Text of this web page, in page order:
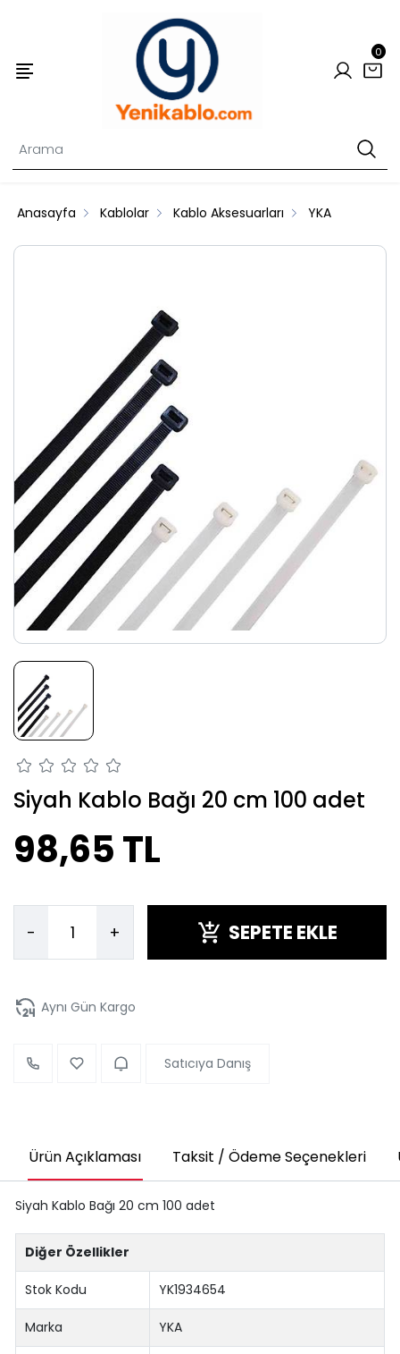
0
Anasayfa Kablolar Kablo Aksesuarları YKA
Siyah Kablo Bağı 20 cm 100 adet
98,65 TL
- + SEPETE EKLE
Aynı Gün Kargo
Satıcıya Danış
Ürün Açıklaması Taksit / Ödeme Seçenekleri
Siyah Kablo Bağı 20 cm 100 adet
Diğer Özellikler
Stok Kodu YK1934654
Marka YKA